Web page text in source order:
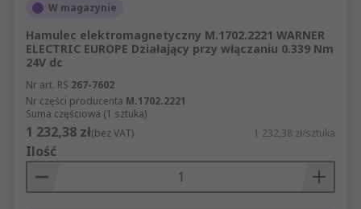
W magazynie
Hamulec elektromagnetyczny M.1702.2221 WARNER
ELECTRIC EUROPE Działający przy włączaniu 0.339 Nm
24V dc
Nr art. RS 267-7602
Nr części producenta M.1702.2221
Suma częściowa (1 sztuka)
1 232,38 zł(bez VAT) 1 232,38 zł/sztuka
Ilość